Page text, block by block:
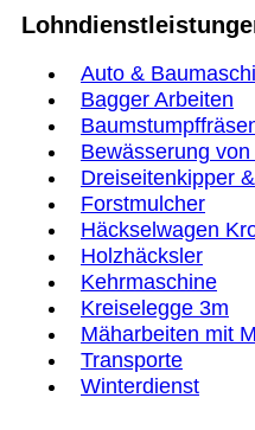
Auto &
Bagger Arbeiten
Bewässerung
Dreiseitenkipper
Forstmulcher
Häckselwagen
Holzhäcksler
Kehrmaschine
Kreiselegge 3m
Mäharbeiten mit
Transporte
Winterdienst